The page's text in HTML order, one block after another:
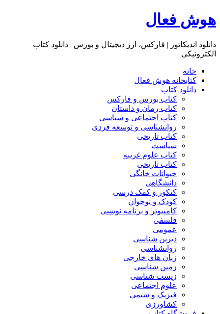
هوش فعال
دانلود اندیکاتور | فارکس، ارز دیجیتال و بورس | دانلود کتاب
الکترونیکی
خانه
کتابخانه هوش فعال
دانلود کتاب
کتاب بورس و فارکس
کتاب رمان و داستان
کتاب اجتماعی و سیاسی
روانشناسی و توسعه فردی
کتاب تاریخی
سیاست
کتاب علوم غریبه
کتاب تاریخی
حیوانات خانگی
دانشگاهی
کنکور و کمک‌ درسی
کودک و نوجوان
کامپیوتر و برنامه نویسی
فلسفی
عمومی
دیرین شناسی
روانشناسی
زبان های خارجی
زمین شناسی
زیست شناسی
علوم اجتماعی
فیزیک و شیمی
کشاورزی